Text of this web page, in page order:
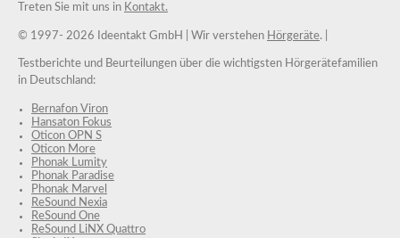
Treten Sie mit uns in Kontakt.
© 1997- 2026 Ideentakt GmbH | Wir verstehen Hörgeräte. |
Testberichte und Beurteilungen über die wichtigsten Hörgerätefamilien
in Deutschland:
Bernafon Viron
Hansaton Fokus
Oticon OPN S
Oticon More
Phonak Lumity
Phonak Paradise
Phonak Marvel
ReSound Nexia
ReSound One
ReSound LiNX Quattro